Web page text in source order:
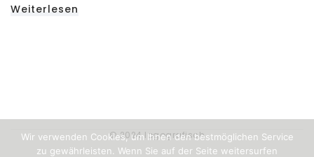
Weiterlesen
© 2024 logografisch
Wir verwenden Cookies, um Ihnen den bestmöglichen Service
zu gewährleisten. Wenn Sie auf der Seite weitersurfen